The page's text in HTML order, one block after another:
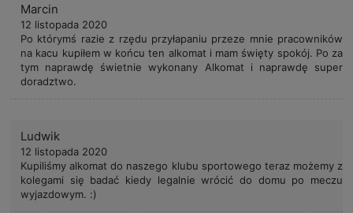
Marcin
12 listopada 2020
Po którymś razie z rzędu przyłapaniu przeze mnie pracowników
na kacu kupiłem w końcu ten alkomat i mam święty spokój. Po za
tym naprawdę świetnie wykonany Alkomat i naprawdę super
doradztwo.
Ludwik
12 listopada 2020
Kupiliśmy alkomat do naszego klubu sportowego teraz możemy z
kolegami się badać kiedy legalnie wrócić do domu po meczu
wyjazdowym. :)